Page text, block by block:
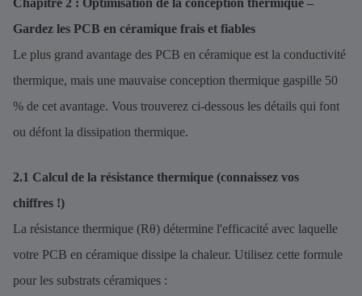
Chapitre 2 : Optimisation de la conception thermique –
Gardez les PCB en céramique frais et fiables
Le plus grand avantage des PCB en céramique est la conductivité
thermique, mais une mauvaise conception thermique gaspille 50
% de cet avantage. Vous trouverez ci-dessous les détails qui font
ou défont la dissipation thermique.
2.1 Calcul de la résistance thermique (connaissez vos
chiffres !)
La résistance thermique (Rθ) détermine l'efficacité avec laquelle
votre PCB en céramique dissipe la chaleur. Utilisez cette formule
pour les substrats céramiques :